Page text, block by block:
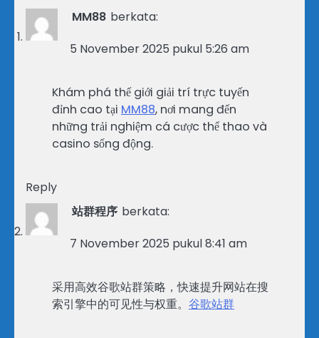
MM88 berkata:
5 November 2025 pukul 5:26 am
Khám phá thế giới giải trí trực tuyến
đỉnh cao tại MM88, nơi mang đến
những trải nghiệm cá cược thể thao và
casino sống động.
Reply
站群程序 berkata:
7 November 2025 pukul 8:41 am
采用高效谷歌站群策略，快速提升网站在搜
索引擎中的可见性与权重。 谷歌站群